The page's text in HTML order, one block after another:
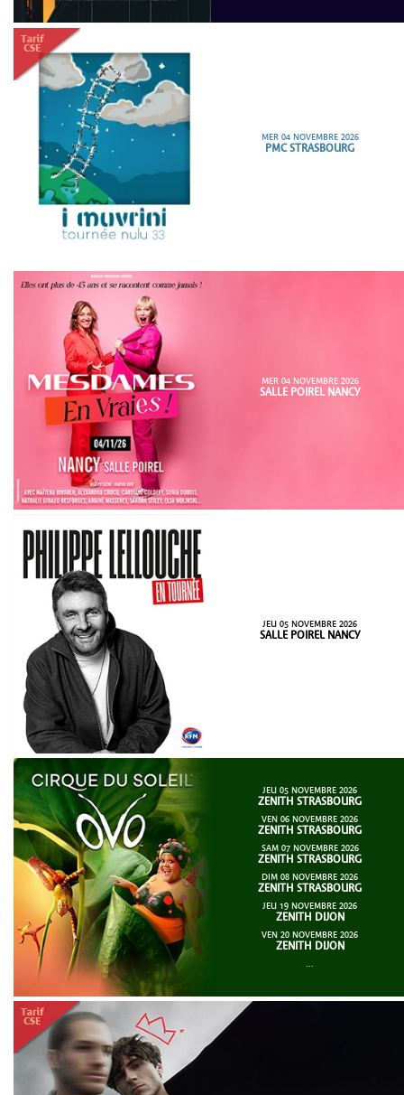
MER 04 NOVEMBRE 2026
PMC STRASBOURG
MER 04 NOVEMBRE 2026
SALLE POIREL NANCY
JEU 05 NOVEMBRE 2026
SALLE POIREL NANCY
JEU 05 NOVEMBRE 2026
ZENITH STRASBOURG
VEN 06 NOVEMBRE 2026
ZENITH STRASBOURG
SAM 07 NOVEMBRE 2026
ZENITH STRASBOURG
DIM 08 NOVEMBRE 2026
ZENITH STRASBOURG
JEU 19 NOVEMBRE 2026
ZENITH DIJON
VEN 20 NOVEMBRE 2026
ZENITH DIJON